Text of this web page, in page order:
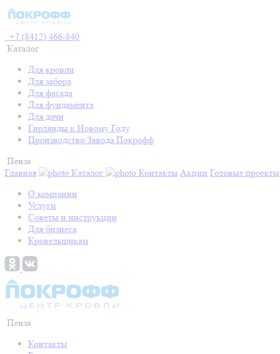
+7 (8412) 466-840
Каталог
Для кровли
Для забора
Для фасада
Для фундамента
Для дачи
Гирлянды к Новому Году
Производство Завода Покрофф
Пенза
Главная
Каталог Контакты Акции Готовые проекты
О компании
Услуги
Советы и инструкции
Для бизнеса
Кровельщикам
Пенза
Контакты